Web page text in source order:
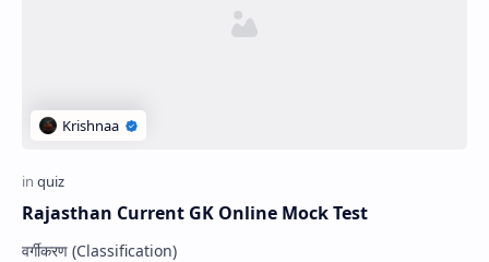
Rajasthan Current GK Online Mock Test
वर्गीकरण (Classification)